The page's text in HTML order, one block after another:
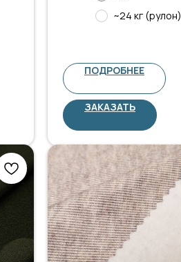
~24 кг (рулон)
ПОДРОБНЕЕ
ЗАКАЗАТЬ